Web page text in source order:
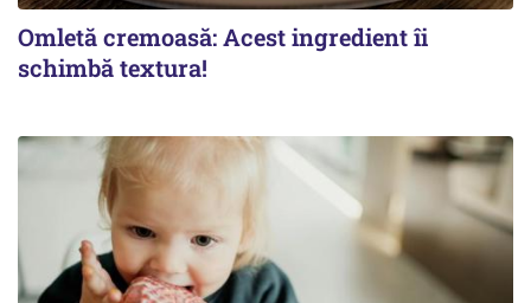
Omletă cremoasă: Acest ingredient îi
schimbă textura!